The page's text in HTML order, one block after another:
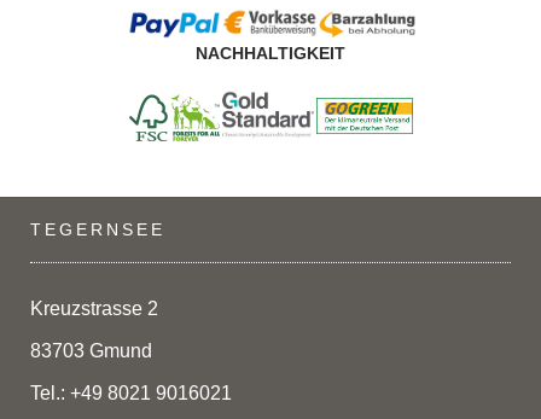
NACHHALTIGKEIT
TEGERNSEE
Kreuzstrasse 2
83703 Gmund
Tel.: +49 8021 9016021